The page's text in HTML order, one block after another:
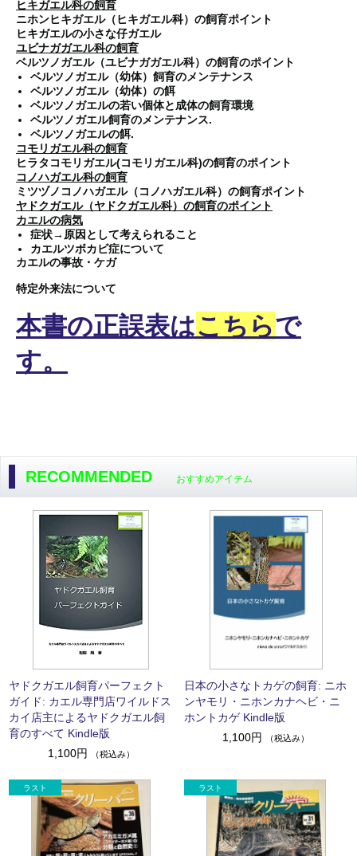
ヒキガエル科の飼育
ニホンヒキガエル（ヒキガエル科）の飼育ポイント
ヒキガエルの小さな仔ガエル
ユビナガガエル科の飼育
ベルツノガエル（ユビナガガエル科）の飼育のポイント
ベルツノガエル（幼体）飼育のメンテナンス
ベルツノガエル（幼体）の餌
ベルツノガエルの若い個体と成体の飼育環境
ベルツノガエル飼育のメンテナンス.
ベルツノガエルの餌.
コモリガエル科の飼育
ヒラタコモリガエル(コモリガエル科)の飼育のポイント
コノハガエル科の飼育
ミツヅノコノハガエル（コノハガエル科）の飼育ポイント
ヤドクガエル（ヤドクガエル科）の飼育のポイント
カエルの病気
症状→原因として考えられること
カエルツボカビ症について
カエルの事故・ケガ
特定外来法について
本書の正誤表はこちらで
す。
RECOMMENDED おすすめアイテム
ヤドクガエル飼育パーフェクト
ガイド: カエル専門店ワイルドス
カイ店主によるヤドクガエル飼
育のすべて Kindle版
1,100円
（税込み）
日本の小さなトカゲの飼育: ニホ
ンヤモリ・ニホンカナヘビ・ニ
ホントカゲ Kindle版
1,100円
（税込み）